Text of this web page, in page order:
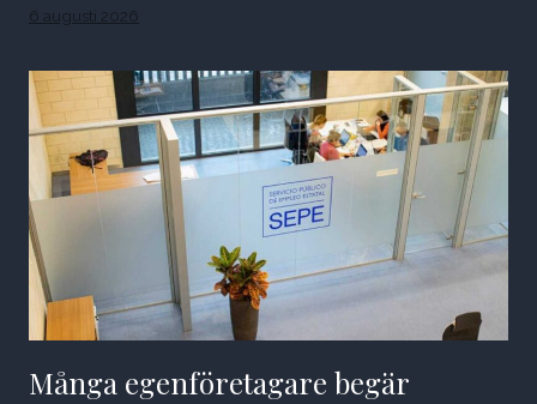
6 augusti 2026
Många egenföretagare begär